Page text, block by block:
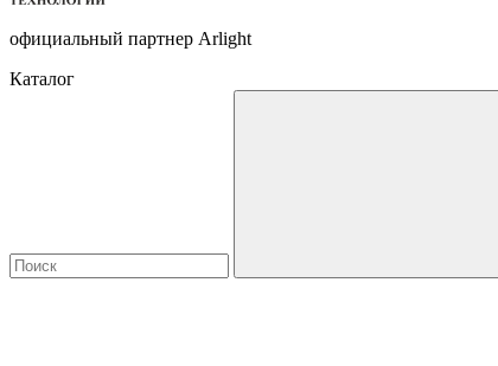
официальный партнер Arlight
Каталог